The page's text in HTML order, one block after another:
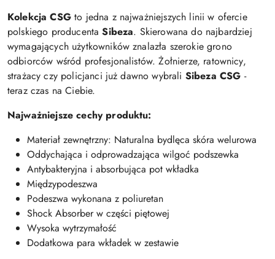
Kolekcja CSGto jedna z najważniejszych linii w ofercie
polskiego producentaSibeza. Skierowana do najbardziej
wymagających użytkowników znalazła szerokie grono
odbiorców wśród profesjonalistów. Żołnierze, ratownicy,
strażacy czy policjanci już dawno wybrali Sibeza CSG -
teraz czas na Ciebie.
Najważniejsze cechy produktu:
Materiał zewnętrzny: Naturalna bydlęca skóra welurowa
Oddychająca i odprowadzająca wilgoć podszewka
Antybakteryjna i absorbująca pot wkładka
Międzypodeszwa
Podeszwa wykonana z poliuretan
Shock Absorber w części piętowej
Wysoka wytrzymałość
Dodatkowa para wkładek w zestawie